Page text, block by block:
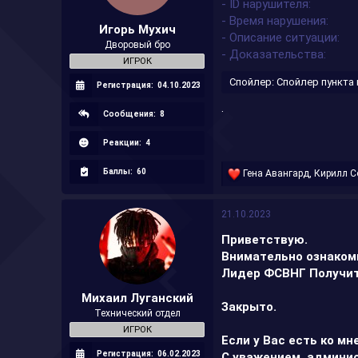
а
Игорь Мухич
Дворовый бро
ИГРОК
Регистрация: 04.10.2023
Сообщения: 8
Реакции: 4
Баллы: 60
- ID нарушителя
- Время нарушения
- Описание ситуации
- Доказательства
Спойлер:Спойлер
Р
к
и
:
Гена Авангард ,Кирилл
Михаил Луганский
Технический отдел
ИГРОК
Регистрация: 06.02.2023
21.10.2023
Приветствую.
Внимательно
Лидер ФСВНГ
Закрыто.
Если у Вас есть ко